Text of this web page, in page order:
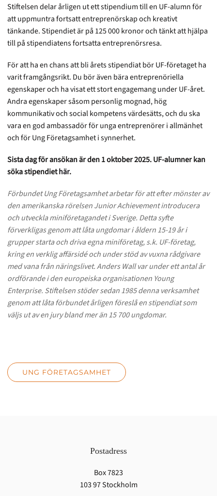
Stiftelsen delar årligen ut ett stipendium till en UF-alumn för
att uppmuntra fortsatt entreprenörskap och kreativt
tänkande. Stipendiet är på 125 000 kronor och tänkt att hjälpa
till på stipendiatens fortsatta entreprenörsresa.
För att ha en chans att bli årets stipendiat bör UF-företaget ha
varit framgångsrikt. Du bör även bära entreprenöriella
egenskaper och ha visat ett stort engagemang under UF-året.
Andra egenskaper såsom personlig mognad, hög
kommunikativ och social kompetens värdesätts, och du ska
vara en god ambassadör för unga entreprenörer i allmänhet
och för Ung Företagsamhet i synnerhet.
Sista dag för ansökan är den 1 oktober 2025.UF-alumner kan
söka stipendiethär.
Förbundet Ung Företagsamhet arbetar för att efter mönster av
den amerikanska rörelsen Junior Achievement introducera
och utveckla miniföretagandet i Sverige. Detta syfte
förverkligas genom att låta ungdomar i åldern 15-19 år i
grupper starta och driva egna miniföretag, s.k. UF-företag,
kring en verklig affärsidé och under stöd av vuxna rådgivare
med vana från näringslivet. Anders Wall var under ett antal år
ordförande i den europeiska organisationen Young
Enterprise. Stiftelsen stöder sedan 1985 denna verksamhet
genom att låta förbundet årligen föreslå en stipendiat som
väljs ut av en jury bland mer än 15 700 ungdomar.
UNG FÖRETAGSAMHET
Postadress
Box 7823
103 97 Stockholm